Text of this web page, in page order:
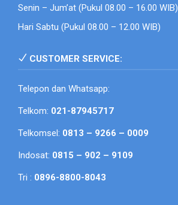
Senin – Jum’at (Pukul 08.00 – 16.00 WIB)
Hari Sabtu (Pukul 08.00 – 12.00 WIB)
CUSTOMER SERVICE:
Telepon dan Whatsapp:
Telkom: 021-87945717
Telkomsel: 0813 – 9266 – 0009
Indosat: 0815 – 902 – 9109
Tri : 0896-8800-8043